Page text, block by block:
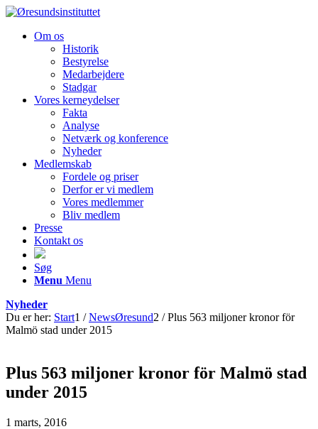
Om os
Historik
Bestyrelse
Medarbejdere
Stadgar
Vores kerneydelser
Fakta
Analyse
Netværk og konference
Nyheder
Medlemskab
Fordele og priser
Derfor er vi medlem
Vores medlemmer
Bliv medlem
Presse
Kontakt os
Søg
Menu Menu
Nyheder
Du er her: Start1 / NewsØresund2 / Plus 563 miljoner kronor för
Malmö stad under 2015
Plus 563 miljoner kronor för Malmö stad
under 2015
1 marts, 2016